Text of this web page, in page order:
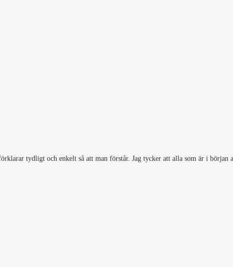
tydligt och enkelt så att man förstår. Jag tycker att alla som är i början